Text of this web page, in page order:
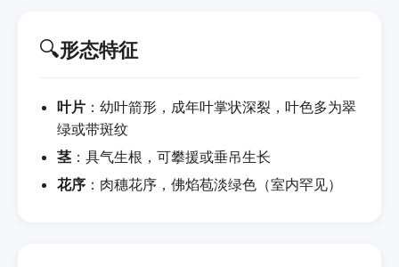
🔍形态特征
叶片 ：幼叶箭形，成年叶掌状深裂，叶色多为翠
绿或带斑纹
茎 ：具气生根，可攀援或垂吊生长
花序 ：肉穗花序，佛焰苞淡绿色（室内罕见）